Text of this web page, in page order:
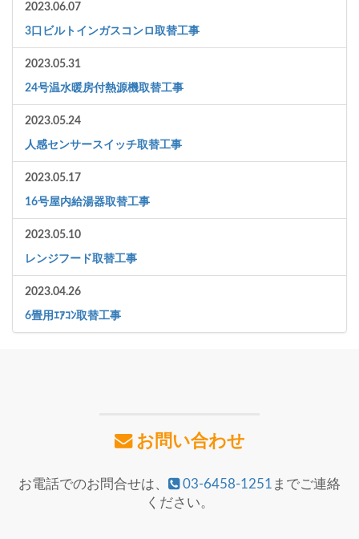
2023.06.07
3口ビルトインガスコンロ取替工事
2023.05.31
24号温水暖房付熱源機取替工事
2023.05.24
人感センサースイッチ取替工事
2023.05.17
16号屋内給湯器取替工事
2023.05.10
レンジフード取替工事
2023.04.26
6畳用ｴｱｺﾝ取替工事
お問い合わせ
お電話でのお問合せは、 03-6458-1251 までご連絡
ください。